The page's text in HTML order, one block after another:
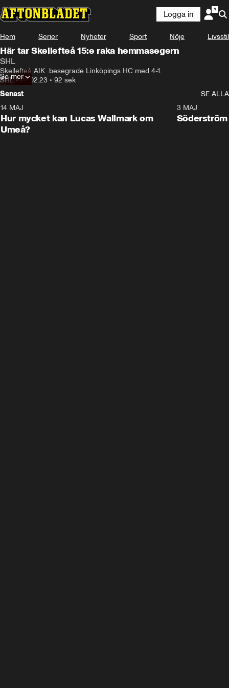
Logga in
Hem Serier Nyheter Sport Nöje Livsstil
Här tar Skellefteå 15:e raka hemmasegern
SHL
Skellefteå AIK  besegrade Linköpings HC med 4-1.
SHL•04.02.23 • 92 sek
Se mer
Senast
SE ALLA
Plus
14 MAJ
Hur mycket kan Lucas Wallmark om
Umeå?
3 MAJ